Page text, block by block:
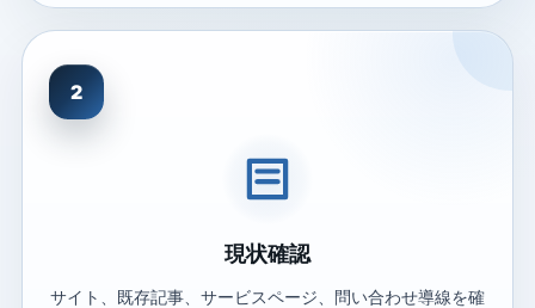
2
現状確認
サイト、既存記事、サービスページ、問い合わせ導線を確